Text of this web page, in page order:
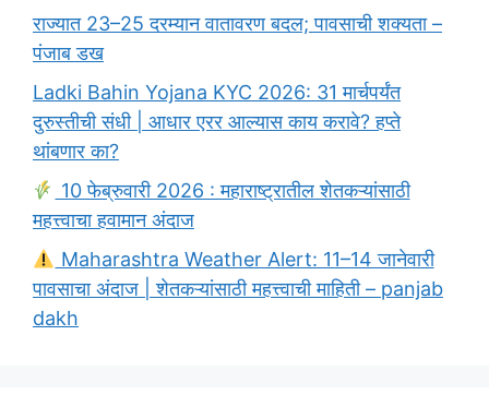
राज्यात 23–25 दरम्यान वातावरण बदल; पावसाची शक्यता –
पंजाब डख
Ladki Bahin Yojana KYC 2026: 31 मार्चपर्यंत
दुरुस्तीची संधी | आधार एरर आल्यास काय करावे? हप्ते
थांबणार का?
10 फेब्रुवारी 2026 : महाराष्ट्रातील शेतकऱ्यांसाठी
महत्त्वाचा हवामान अंदाज
Maharashtra Weather Alert: 11–14 जानेवारी
पावसाचा अंदाज | शेतकऱ्यांसाठी महत्त्वाची माहिती – panjab
dakh